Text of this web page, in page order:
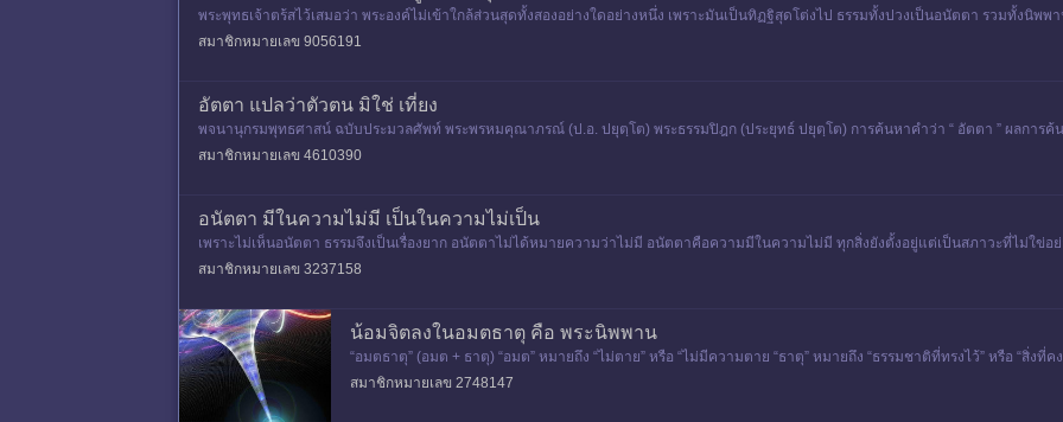
พระพุทธเจ้าตร้สไว้เสมอว่า พระองค์ไม่เข้าใกล้ส่วนสุดทั้งสองอย่างใดอย่างหนึ่ง เพราะมันเป็นทิฏฐิสุดโต่งไป ธรรมทั้งปวงเป็นอนัตตา รวมทั้งนิ
ธรรมทั้ง
สมาชิกหมายเลข 9056191
อัตตา แปลว่าตัวตน มิใช่ เที่ยง
พจนานุกรมพุทธศาสน์ ฉบับประมวลศัพท์ พระพรหมคุณาภรณ์ (ป.อ. ปยุตฺโต) พระธรรมปิฎก (ประยุทธ์ ปยุตฺโต) การค้นหาคำว่า “ อัตตา ” ผลการ
อ
สมาชิกหมายเลข 4610390
อนัตตา มีในความไม่มี เป็นในความไม่เป็น
เพราะไม่เห็นอนัตตา ธรรมจึงเป็นเรื่องยาก อนัตตาไม่ได้หมายความว่าไม่มี อนัตตาคือความมีในความไม่มี ทุกสิ่งยังตั้งอยู่แต่เป็นสภาวะที่ไม่ใข่
อ
สมาชิกหมายเลข 3237158
น้อมจิตลงในอมตธาตุ คือ พระนิพพาน
“อมตธาตุ” (อมต + ธาตุ) “อมต” หมายถึง “ไม่ตาย” หรือ “ไม่มีความตาย “ธาตุ” หมายถึง “ธรรมชาติที่ทรงไว้” หรือ “สิ่งที่
สมาชิกหมายเลข 2748147